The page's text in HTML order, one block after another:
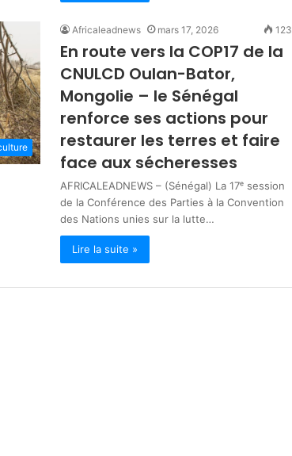
Africaleadnews mars 17, 2026 123
En route vers la COP17 de la
CNULCD Oulan-Bator,
Mongolie – le Sénégal
renforce ses actions pour
restaurer les terres et faire
face aux sécheresses
AFRICALEADNEWS – (Sénégal) La 17ᵉ session
de la Conférence des Parties à la Convention
des Nations unies sur la lutte…
Lire la suite »